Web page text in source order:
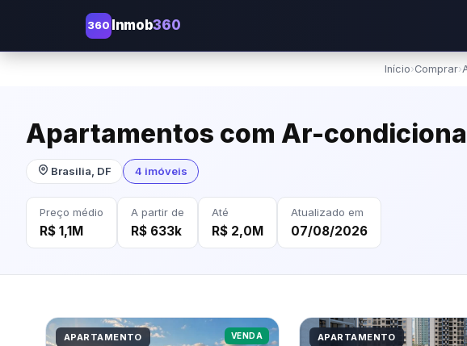
360 Inmob360
Início›Comprar›
Apartamentos com Ar-
Brasilia, DF 4 imóveis
Preço médio
R$ 1,1M
A partir de
R$ 633k
Até
R$ 2,0M
Atualizado em
07/08/2026
APARTAMENTO VENDA APARTAMENTO